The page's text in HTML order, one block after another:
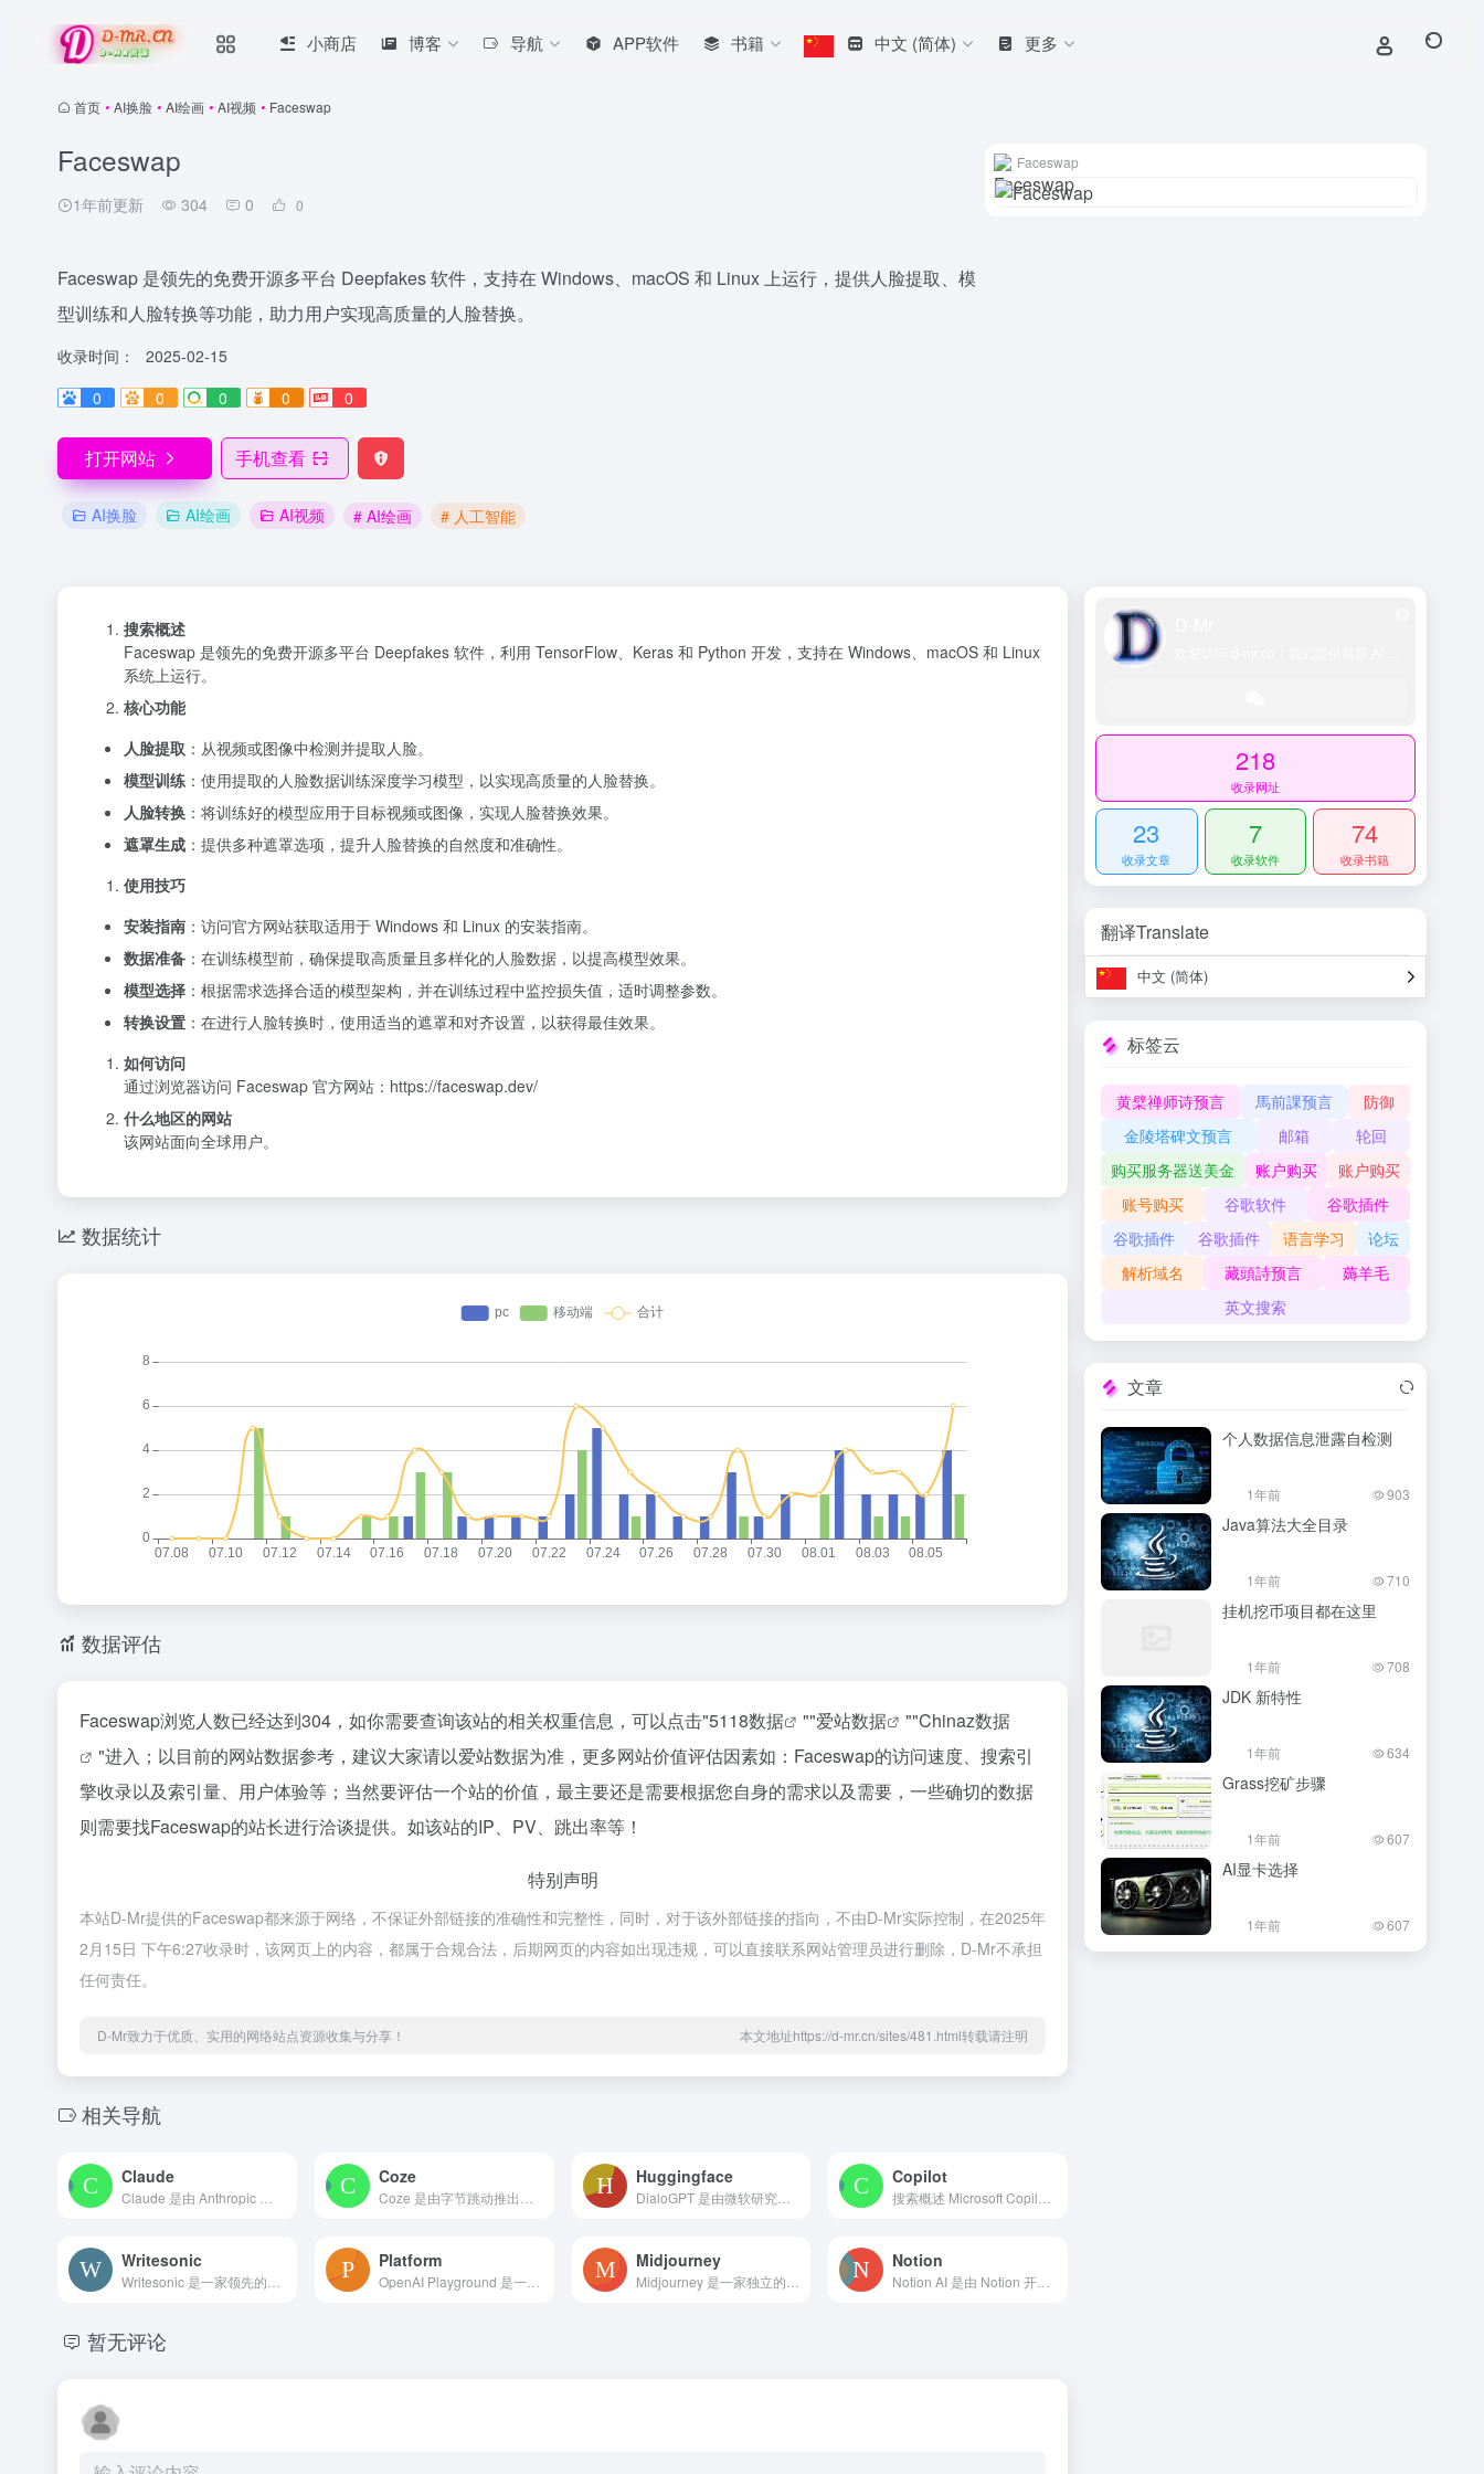
小商店 博客 导航 APP软件 书籍 中文 (简体) 更多
首页 • AI换脸 • AI绘画 • AI视频 • Faceswap
Faceswap
1年前更新 304 0 0
Faceswap 是领先的免费开源多平台 Deepfakes 软件，支持在 Windows、macOS 和 Linux 上运行，提供人脸提取、模
型训练和人脸转换等功能，助力用户实现高质量的人脸替换。
收录时间：
2025-02-15
0
0 0 0 0
打开网站 手机查看
AI换脸 AI绘画 AI视频 # AI绘画 # 人工智能
Faceswap
搜索概述
Faceswap 是领先的免费开源多平台 Deepfakes 软件，利用 TensorFlow、Keras 和 Python 开发，支持在 Windows、macOS 和 Linux
系统上运行。
核心功能
人脸提取 ：从视频或图像中检测并提取人脸。
模型训练 ：使用提取的人脸数据训练深度学习模型，以实现高质量的人脸替换。
人脸转换 ：将训练好的模型应用于目标视频或图像，实现人脸替换效果。
遮罩生成 ：提供多种遮罩选项，提升人脸替换的自然度和准确性。
使用技巧
安装指南 ：访问官方网站获取适用于 Windows 和 Linux 的安装指南。
数据准备 ：在训练模型前，确保提取高质量且多样化的人脸数据，以提高模型效果。
模型选择 ：根据需求选择合适的模型架构，并在训练过程中监控损失值，适时调整参数。
转换设置 ：在进行人脸转换时，使用适当的遮罩和对齐设置，以获得最佳效果。
如何访问
通过浏览器访问 Faceswap 官方网站：https://faceswap.dev/
什么地区的网站
该网站面向全球用户。
数据统计
数据评估
Faceswap浏览人数已经达到304，如你需要查询该站的相关权重信息，可以点击"5118数据 ""爱站数据 ""Chinaz数据
"进入；以目前的网站数据参考，建议大家请以爱站数据为准，更多网站价值评估因素如：Faceswap的访问速度、搜索引
擎收录以及索引量、用户体验等；当然要评估一个站的价值，最主要还是需要根据您自身的需求以及需要，一些确切的数据
则需要找Faceswap的站长进行洽谈提供。如该站的IP、PV、跳出率等！
特别声明
本站D-Mr提供的Faceswap都来源于网络，不保证外部链接的准确性和完整性，同时，对于该外部链接的指向，不由D-Mr实际控制，在2025年
2月15日 下午6:27收录时，该网页上的内容，都属于合规合法，后期网页的内容如出现违规，可以直接联系网站管理员进行删除，D-Mr不承担
任何责任。
D-Mr致力于优质、实用的网络站点资源收集与分享！ 本文地址https://d-mr.cn/sites/481.html转载请注明
相关导航
Claude Coze Huggingface
DialoGPT 是由微软研究院推出的基于 GPT-2 的对话生成模型，旨在生成高质量的对话响应。该模型支持多轮对话，能够在聊天机器人等应用中保持上下文一致性。通过 Hugging Face 的 Transformers 库，开发者可以轻松加载、微调和部署 DialoGPT，用于自然语言处理和 AI 对话系统。
Copilot
Writesonic Platform
OpenAI Playground 是一个交互式平台，允许用户无需编程即可与 OpenAI 的各种 AI 模型（如 GPT-3.5 和 GPT-4）进行交互。用户可以选择不同的模式和模型，调整参数，测试和体验 AI 模型的功能和性能。
Midjourney Notion
暂无评论
218
收录网址
23
收录文章
7
收录软件
74
收录书籍
翻译Translate
中文 (简体)
标签云
黄檗禅师诗预言 馬前課预言
防御
金陵塔碑文预言
邮箱
轮回
购买服务器送美金
账户购买
账户购买
账号购买
谷歌软件
谷歌插件
谷歌插件
谷歌插件 语言学习
论坛
解析域名
藏頭詩预言
薅羊毛
英文搜索
文章
个人数据信息泄露自检测
1年前 903
Java算法大全目录
1年前 710
挂机挖币项目都在这里
1年前 708
JDK 新特性
1年前 634
Grass挖矿步骤
1年前 607
AI显卡选择
1年前 607